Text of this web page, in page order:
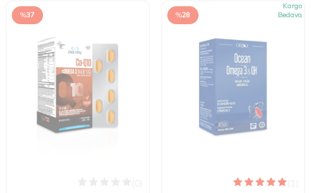
%37 %28
Kargo
Bedava